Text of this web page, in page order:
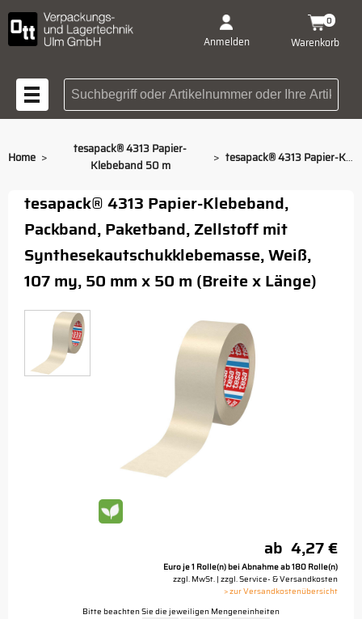
Anmelden Warenkorb
0
Suchbegriff oder
Home >
tesapack® 4313 Papier-
Klebeband 50 m
> tesapack® 4313 Papier-Klebeband 50 m, 107 my, Weiß, 50 m / 50 mm
tesapack® 4313 Papier-Klebeband,
Packband, Paketband, Zellstoff mit
Synthesekautschukklebemasse, Weiß,
107 my, 50 mm x 50 m (Breite x Länge)
ab 4,27 €
Euro je 1 Rolle(n) bei Abnahme ab 180 Rolle(n)
zzgl. MwSt. | zzgl. Service- & Versandkosten
> zur Versandkostenübersicht
Bitte beachten Sie die jeweiligen Mengeneinheiten